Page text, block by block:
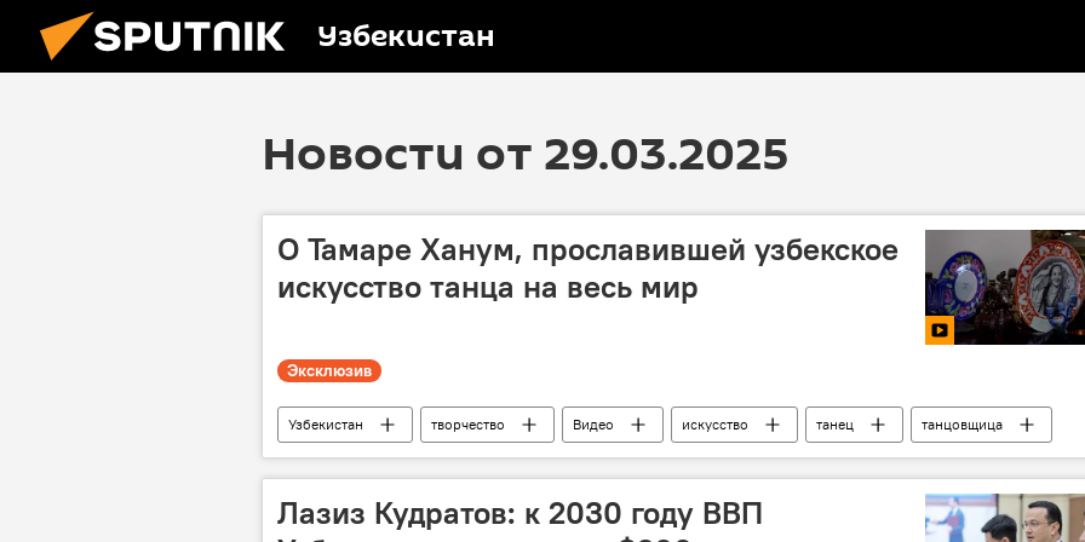
Узбекистан
Новости от 29.03.2025
О Тамаре Ханум, прославившей узбекское
искусство танца на весь мир
Эксклюзив
Узбекистан творчество Видео искусство танец
танцовщица
легенда
хореография певица
Лазиз Кудратов: к 2030 году ВВП